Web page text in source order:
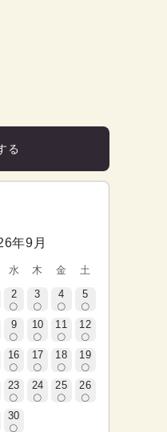
る
年9月
水 木 金
土
2 3 4 5
9 10 11 12
16 17 18 19
23 24 25 26
30